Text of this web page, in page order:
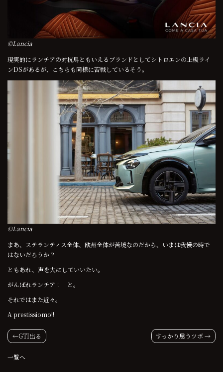
©Lancia
現実的にランチアの対抗馬ともいえるブランドとしてシトロエンの上級ライ
ンDSがあるが、こちらも同様に苦戦しているそう。
©Lancia
まあ、ステランティス全体、欧州全体が苦境なのだから、いまは我慢の時で
はないだろうか？
ともあれ、声を大にしていいたい。
がんばれランチア！ と。
それではまた近々。
A prestissiomo!!
投
稿
GTI出る すっかり思うツボ
一覧へ